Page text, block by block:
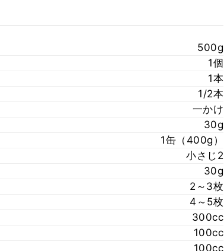
500g
1個
1本
1/2本
一かけ
30g
1缶（400g）
小さじ2
30g
2～3枚
4～5枚
300cc
100cc
100cc